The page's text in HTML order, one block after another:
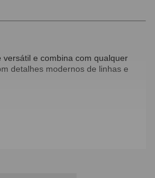
e combina com qualquer
detalhes modernos de linhas e